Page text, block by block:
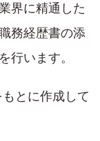
界に精通した
務経歴書の添
行います。
とに作成して